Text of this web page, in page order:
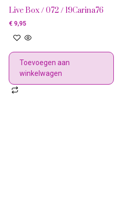
Live Box / 072 / 19Carina76
€9,95
Toevoegen aan
winkelwagen